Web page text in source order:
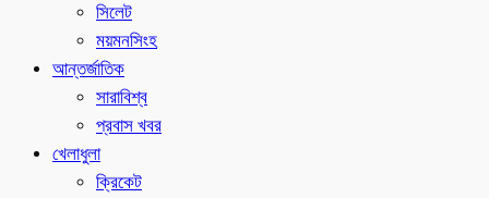
সিলেট
ময়মনসিংহ
আন্তর্জাতিক
সারাবিশ্ব
প্রবাস খবর
খেলাধুলা
ক্রিকেট